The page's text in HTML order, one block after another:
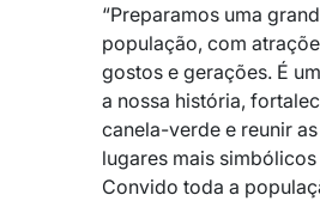
“Preparamos uma
população, com
gostos e gerações. É
a nossa história,
canela-verde e reunir
lugares mais
Convido toda a